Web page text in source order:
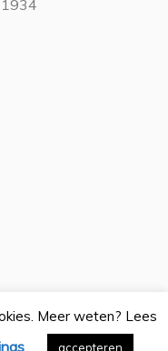
Meer weten? Lees
accepteren